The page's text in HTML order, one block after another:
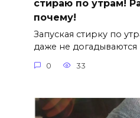
стираю по утрам!
почему!
Запуская стирку по
даже не догадываются
0 33